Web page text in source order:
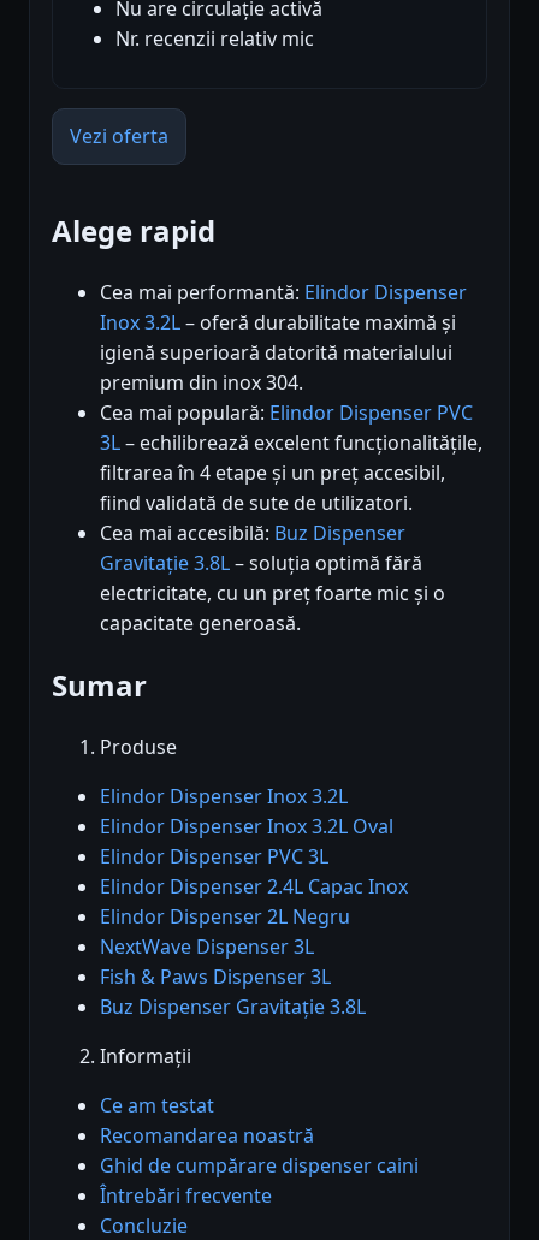
Nu are circulație activă
Nr. recenzii relativ mic
Vezi oferta
Alege rapid
Cea mai performantă: Elindor Dispenser
Inox 3.2L– oferă durabilitate maximă și
igienă superioară datorită materialului
premium din inox 304.
Cea mai populară: Elindor Dispenser PVC
3L– echilibrează excelent funcționalitățile,
filtrarea în 4 etape și un preț accesibil,
fiind validată de sute de utilizatori.
Cea mai accesibilă: Buz Dispenser
Gravitație 3.8L– soluția optimă fără
electricitate, cu un preț foarte mic și o
capacitate generoasă.
Sumar
Produse
Elindor Dispenser Inox 3.2L
Elindor Dispenser Inox 3.2L Oval
Elindor Dispenser PVC 3L
Elindor Dispenser 2.4L Capac Inox
Elindor Dispenser 2L Negru
NextWave Dispenser 3L
Fish & Paws Dispenser 3L
Buz Dispenser Gravitație 3.8L
Informații
Ce am testat
Recomandarea noastră
Ghid de cumpărare dispenser caini
Întrebări frecvente
Concluzie